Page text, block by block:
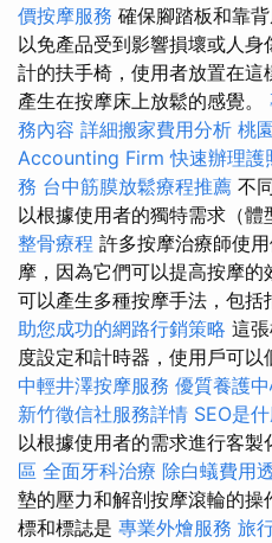
價按摩服務 確保腳踏板和靠
以免產品受到影響損壞或人
計的扶手椅，使用者放置在
產生在按摩床上放鬆的感覺。
務內容 詳細搬家費用分析 桃
Accounting Firm 快速辦理護
務 台中筋膜放鬆療程推薦 不
以根據使用者的獨特需求（體
整骨療程 許多按摩治療師使
摩，因為它們可以提高按摩的
可以產生多種按摩手法，包括
助您成功的網路行銷策略 這
度設定和計時器，使用戶可以
中輕井澤按摩服務 優質養護
新竹徵信社服務詳情 SEO是
以根據使用者的需求進行客製
區 全面牙科治療 除白蟻費用
墊的壓力和解剖按摩滾輪的
標和標誌是 專業外燴服務 旅